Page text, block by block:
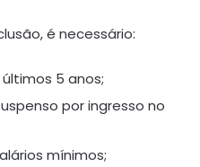
é necessário:
5 anos;
por ingresso no
mínimos;